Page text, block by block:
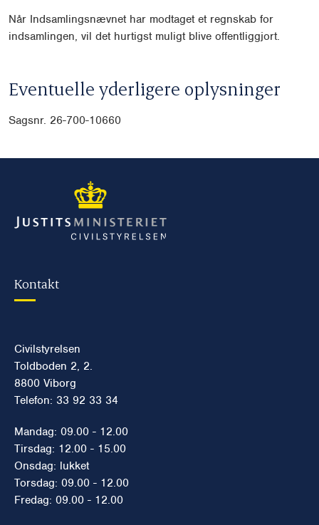
Når Indsamlingsnævnet har modtaget et regnskab for
indsamlingen, vil det hurtigst muligt blive offentliggjort.
Eventuelle yderligere oplysninger
Sagsnr. 26-700-10660
Kontakt
Civilstyrelsen
Toldboden 2, 2.
8800 Viborg
Telefon: 33 92 33 34
Mandag: 09.00 - 12.00
Tirsdag: 12.00 - 15.00
Onsdag: lukket
Torsdag: 09.00 - 12.00
Fredag: 09.00 - 12.00